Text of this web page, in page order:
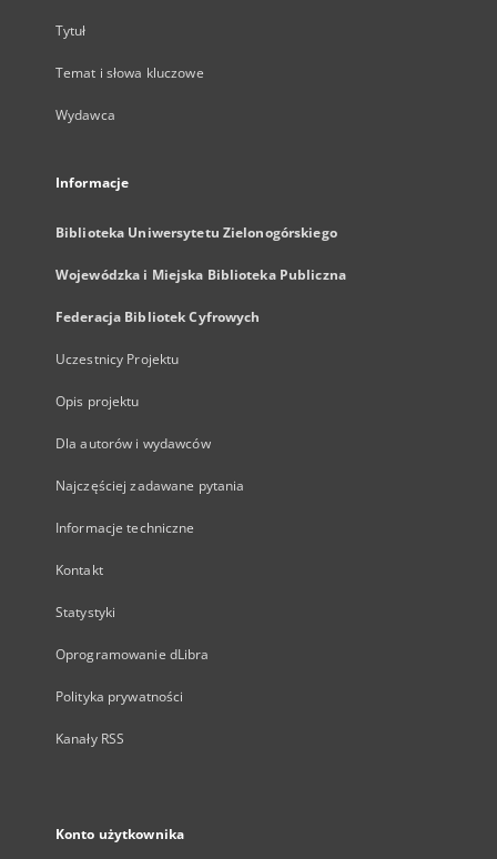
Tytuł
Temat i słowa kluczowe
Wydawca
Informacje
Biblioteka Uniwersytetu Zielonogórskiego
Wojewódzka i Miejska Biblioteka Publiczna
Federacja Bibliotek Cyfrowych
Uczestnicy Projektu
Opis projektu
Dla autorów i wydawców
Najczęściej zadawane pytania
Informacje techniczne
Kontakt
Statystyki
Oprogramowanie dLibra
Polityka prywatności
Kanały RSS
Konto użytkownika